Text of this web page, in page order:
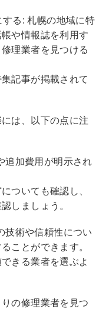
る: 札幌の地域に特
や情報誌を利用す
理業者を見つける
記事が掲載されて
は、以下の点に注
追加費用が明示され
ついても確認し、
しましょう。
技術や信頼性につい
ことができます。
きる業者を選ぶよ
の修理業者を見つ